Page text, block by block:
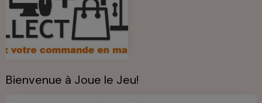
Bienvenue à Joue le Jeu!